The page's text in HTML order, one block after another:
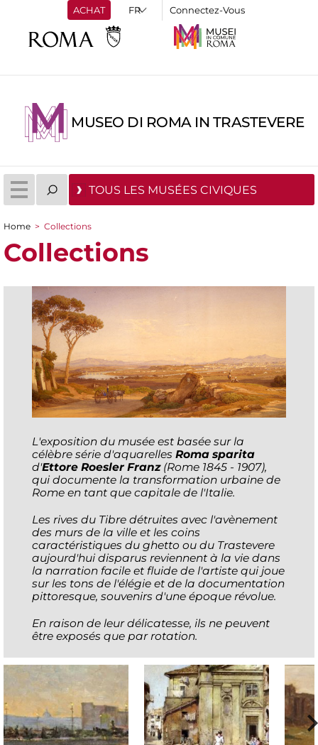
ACHAT Connectez-Vous
MUSEO DI ROMA IN TRASTEVERE
TOUS LES MUSÉES CIVIQUES
You are here
Home > Collections
Collections
L'exposition du musée est basée sur la
célèbre série d'aquarelles Roma sparita
d'Ettore Roesler Franz(Rome 1845 - 1907),
qui documente la transformation urbaine de
Rome en tant que capitale de l'Italie.
Les rives du Tibre détruites avec l'avènement
des murs de la ville et les coins
caractéristiques du ghetto ou du Trastevere
aujourd'hui disparus reviennent à la vie dans
la narration facile et fluide de l'artiste qui joue
sur les tons de l'élégie et de la documentation
pittoresque, souvenirs d'une époque révolue.
En raison de leur délicatesse, ils ne peuvent
être exposés que par rotation.